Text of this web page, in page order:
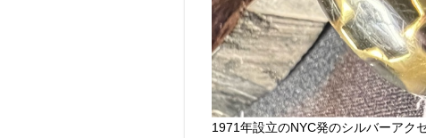
1971年設立のNYC発のシルバーアク